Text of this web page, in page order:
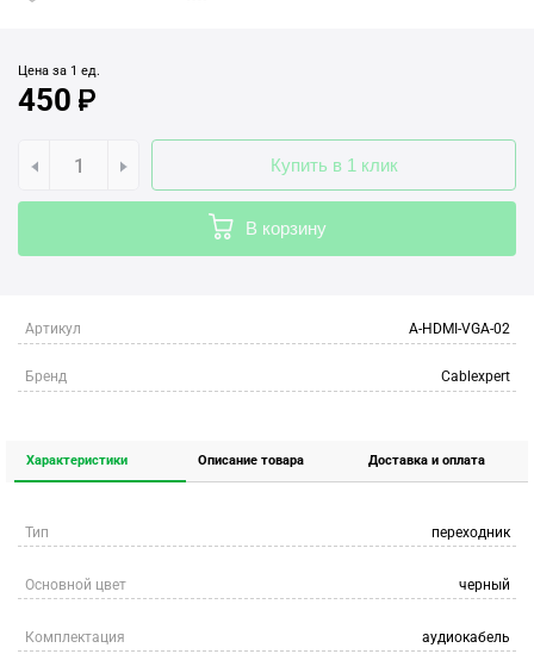
Цена за 1 ед.
450
Купить в 1 клик
В корзину
Артикул A-HDMI-VGA-02
Бренд Cablexpert
Характеристики Описание товара Доставка и оплата
Тип переходник
Основной цвет черный
Комплектация аудиокабель